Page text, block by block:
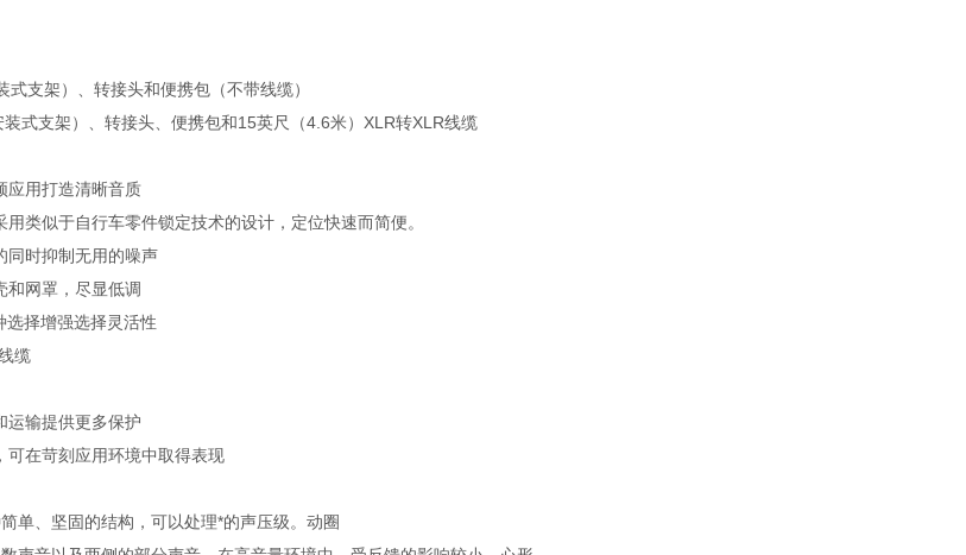
支架）、转接头和便携包（不带线缆）
式支架）、转接头、便携包和15英尺（4.6米）XLR转XLR线缆
应用打造清晰音质
类似于自行车零件锁定技术的设计，定位快速而简便。
同时抑制无用的噪声
和网罩，尽显低调
选择增强选择灵活性
缆
运输提供更多保护
可在苛刻应用环境中取得表现
单、坚固的结构，可以处理*的声压级。动圈